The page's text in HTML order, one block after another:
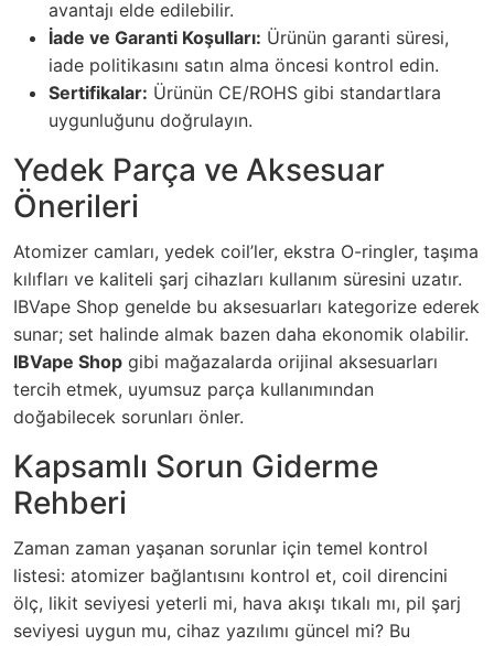
avantajı elde edilebilir.
İade ve Garanti Koşulları: Ürünün garanti süresi,
iade politikasını satın alma öncesi kontrol edin.
Sertifikalar: Ürünün CE/ROHS gibi standartlara
uygunluğunu doğrulayın.
Yedek Parça ve Aksesuar
Önerileri
Atomizer camları, yedek coil’ler, ekstra O-ringler, taşıma
kılıfları ve kaliteli şarj cihazları kullanım süresini uzatır.
IBVape Shop genelde bu aksesuarları kategorize ederek
sunar; set halinde almak bazen daha ekonomik olabilir.
IBVape Shop gibi mağazalarda orijinal aksesuarları
tercih etmek, uyumsuz parça kullanımından
doğabilecek sorunları önler.
Kapsamlı Sorun Giderme
Rehberi
Zaman zaman yaşanan sorunlar için temel kontrol
listesi: atomizer bağlantısını kontrol et, coil direncini
ölç, likit seviyesi yeterli mi, hava akışı tıkalı mı, pil şarj
seviyesi uygun mu, cihaz yazılımı güncel mi? Bu